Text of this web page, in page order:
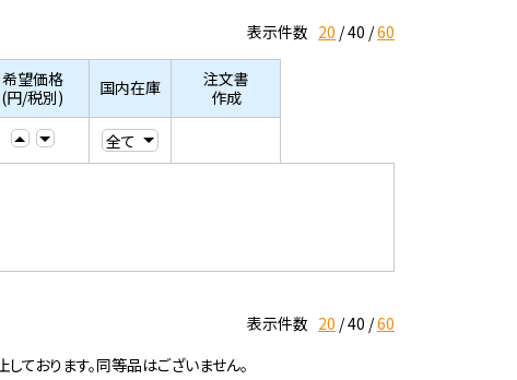
表示件数 20 40 60
希望価格
(円/税別)
国内在庫
注文書
作成
表示件数 20 40 60
おります。同等品はございません。